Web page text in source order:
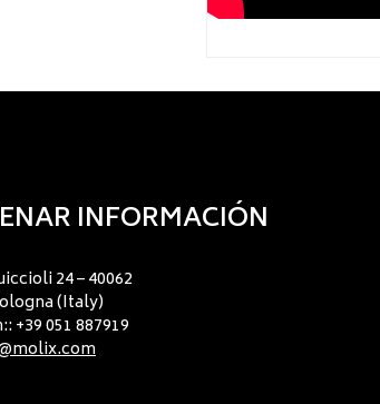
INFORMACIÓN
24 – 40062
(Italy)
+39 051 887919